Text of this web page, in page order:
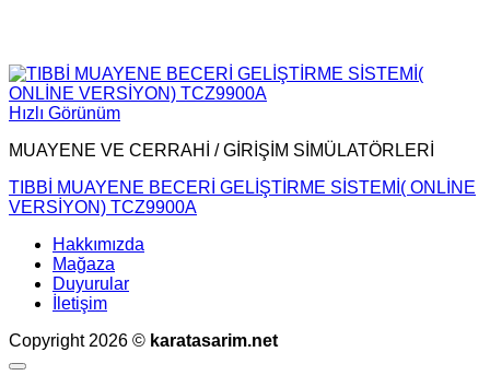
Hızlı Görünüm
MUAYENE VE CERRAHİ / GİRİŞİM SİMÜLATÖRLERİ
TIBBİ MUAYENE BECERİ GELİŞTİRME SİSTEMİ( ONLİNE
VERSİYON) TCZ9900A
Hakkımızda
Mağaza
Duyurular
İletişim
Copyright 2026 © karatasarim.net